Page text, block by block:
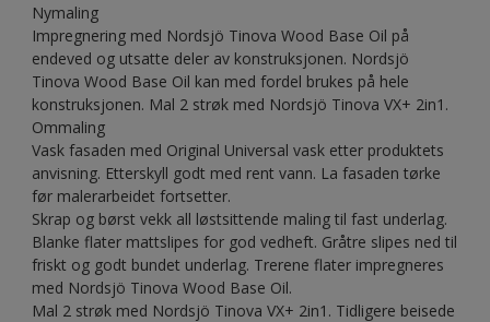
Nymaling
Impregnering med Nordsjö Tinova Wood Base Oil på
endeved og utsatte deler av konstruksjonen. Nordsjö
Tinova Wood Base Oil kan med fordel brukes på hele
konstruksjonen. Mal 2 strøk med Nordsjö Tinova VX+ 2in1.
Ommaling
Vask fasaden med Original Universal vask etter produktets
anvisning. Etterskyll godt med rent vann. La fasaden tørke
før malerarbeidet fortsetter.
Skrap og børst vekk all løstsittende maling til fast underlag.
Blanke flater mattslipes for god vedheft. Gråtre slipes ned til
friskt og godt bundet underlag. Trerene flater impregneres
med Nordsjö Tinova Wood Base Oil.
Mal 2 strøk med Nordsjö Tinova VX+ 2in1. Tidligere beisede